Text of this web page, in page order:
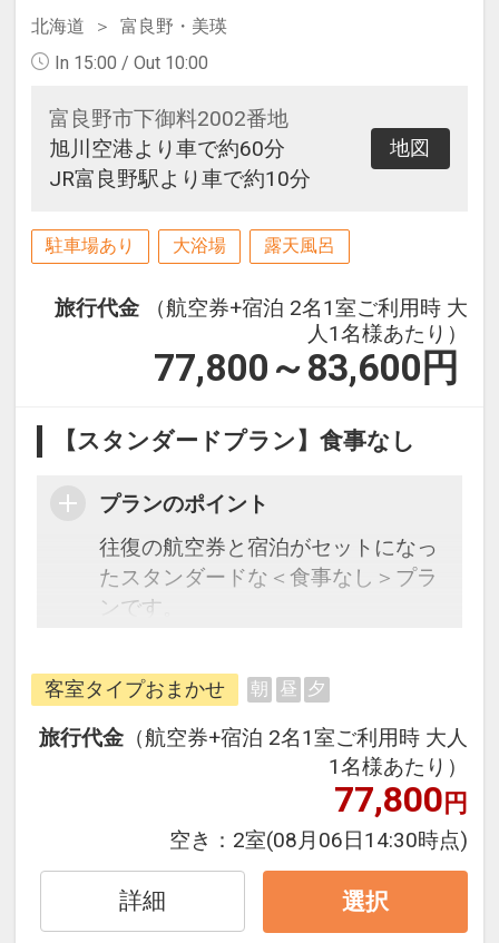
北海道
富良野・美瑛
In 15:00 / Out 10:00
富良野市下御料2002番地
旭川空港より車で約60分
JR富良野駅より車で約10分
地図
駐車場あり 大浴場 露天風呂
旅行代金
（航空券+宿泊 2名1室ご利用時 大
人1名様あたり）
77,800～83,600 円
【スタンダードプラン】食事なし
プランのポイント
往復の航空券と宿泊がセットになっ
たスタンダードな＜食事なし＞プラ
ンです。
できるダイナミックパッケージだか
ら、一都市滞在はもちろん周遊旅行
にも最適！
旅行期間中の1泊だけの宿泊や延
泊・飛び泊なども自由自在です。
フライトは、安心のJAL（または
JALグループ）確約！フライトマイ
ル50%貯まります。
オプションでレンタカーや現地交
通・体験プランなどの追加（同時予
客室タイプおまかせ 朝 昼 夕
旅行代金 （航空券+宿泊 2名1室ご利用時 大人
1名様あたり）
77,800円
空き： 2室(08月06日14:30時点)
詳細 選択